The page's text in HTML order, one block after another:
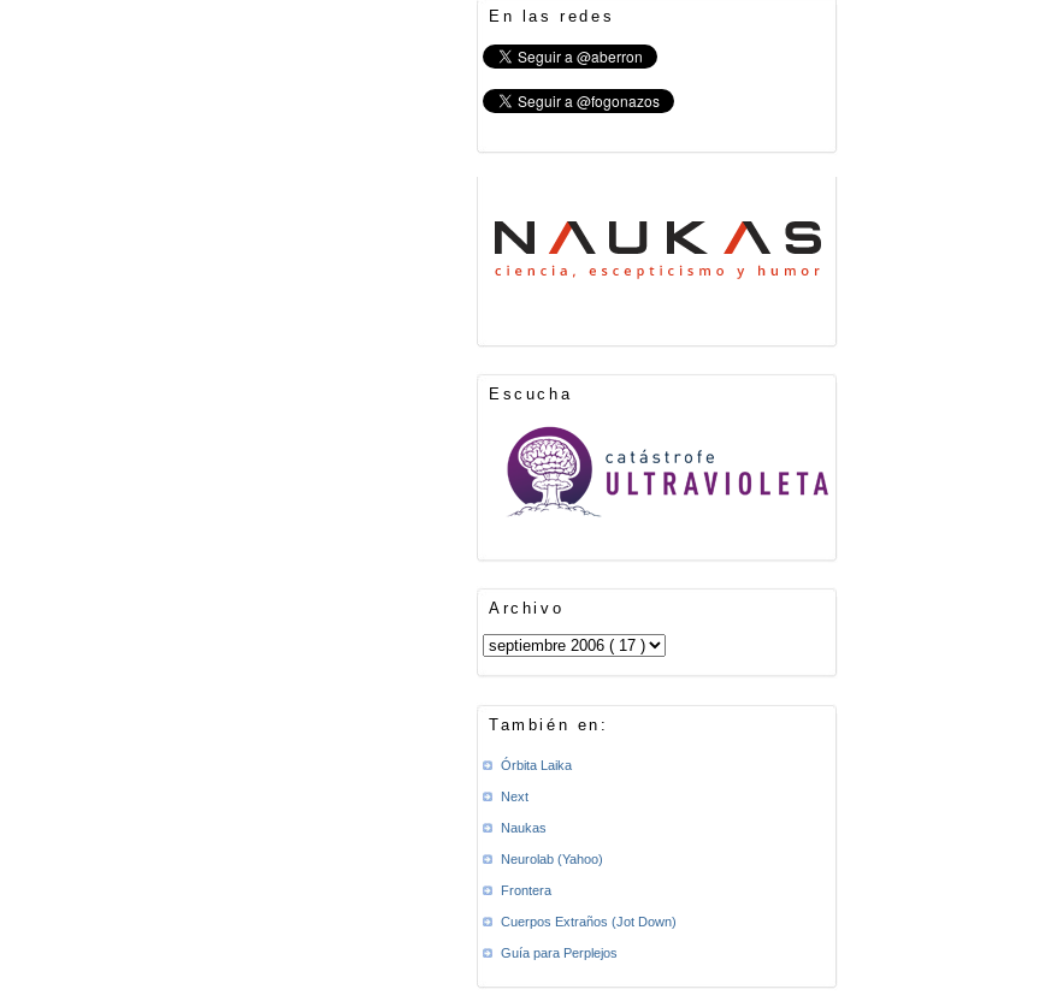
En las redes
Escucha
Archivo
También en:
Órbita Laika
Next
Naukas
Neurolab (Yahoo)
Frontera
Cuerpos Extraños (Jot Down)
Guía para Perplejos